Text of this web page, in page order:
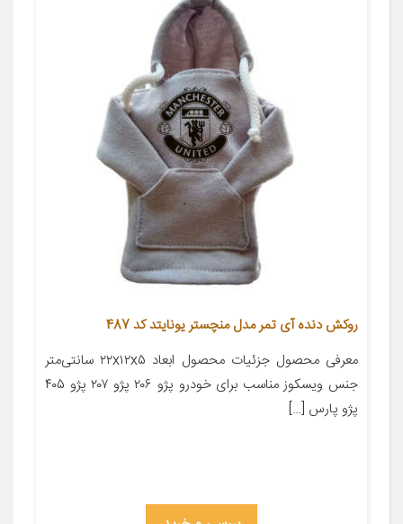
روکش دنده آی تمر مدل منچستر یونایتد کد 487
معرفی محصول جزئیات محصول ابعاد ۲۲x۱۲x۵ سانتی‌متر
جنس ویسکوز مناسب برای خودرو پژو ۲۰۶ پژو ۲۰۷ پژو ۴۰۵
پژو پارس […]